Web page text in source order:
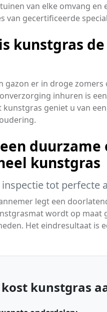
van elke omvang
van gecertificeerde
kunstgras
gazon er in droge
inhuren is
kunstgras geniet u van
kunstgras
tot perfecte
legt een
wordt op maat
Het eindresultaat is
kunstgras